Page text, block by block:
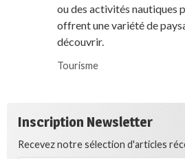
ou des activités nautiques
offrent une variété de
découvrir.
Tourisme
Inscription Newsletter
Recevez notre sélection d'articles